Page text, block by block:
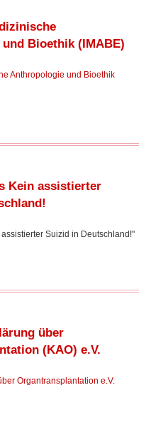
Bioethik (IMABE)
Anthropologie und Bioethik
Kein assistierter
Suizid in Deutschland!"
über
(KAO) e.V.
Organtransplantation e.V.